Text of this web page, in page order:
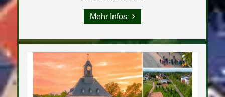
Mehr Infos